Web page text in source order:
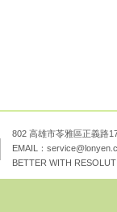
802 高雄市苓雅區正義
EMAIL：
BETTER WITH